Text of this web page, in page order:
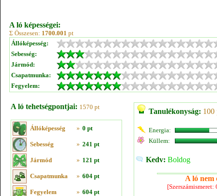
A ló képességei:
Σ Összesen: 1700.001 pt
Állóképesség:
Sebesség:
Jármód:
Csapatmunka:
Fegyelem:
A ló tehetségpontjai: 1570 pt
Állóképesség » 0 pt
Sebesség » 241 pt
Jármód » 121 pt
Csapatmunka » 604 pt
Fegyelem » 604 pt
Tanulékonyság: 100
Energia:
Küllem:
Kedv: Boldog
A ló nem